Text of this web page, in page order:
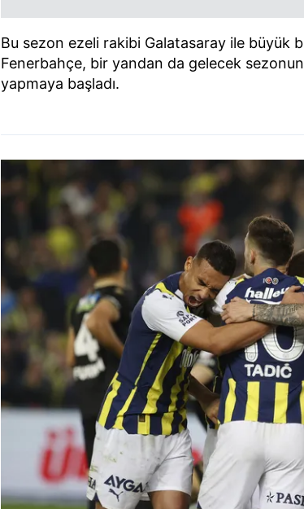
Bu sezon ezeli rakibi Galatasaray ile büyük
Fenerbahçe, bir yandan da gelecek sezonun
yapmaya başladı.